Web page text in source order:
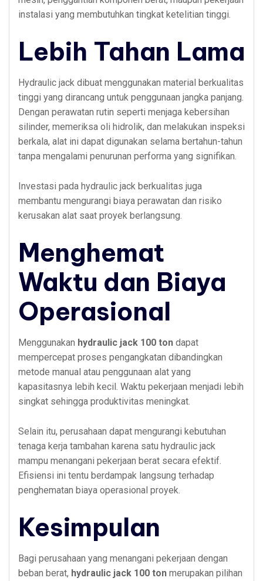
instalasi yang membutuhkan tingkat ketelitian tinggi.
Lebih Tahan Lama
Hydraulic jack dibuat menggunakan material berkualitas
tinggi yang dirancang untuk penggunaan jangka panjang.
Dengan perawatan rutin seperti menjaga kebersihan
silinder, memeriksa oli hidrolik, dan melakukan inspeksi
berkala, alat ini dapat digunakan selama bertahun-tahun
tanpa mengalami penurunan performa yang signifikan.
Investasi pada hydraulic jack berkualitas juga
membantu mengurangi biaya perawatan dan risiko
kerusakan alat saat proyek berlangsung.
Menghemat
Waktu dan Biaya
Operasional
Menggunakan hydraulic jack 100 ton dapat
mempercepat proses pengangkatan dibandingkan
metode manual atau penggunaan alat yang
kapasitasnya lebih kecil. Waktu pekerjaan menjadi lebih
singkat sehingga produktivitas meningkat.
Selain itu, perusahaan dapat mengurangi kebutuhan
tenaga kerja tambahan karena satu hydraulic jack
mampu menangani pekerjaan berat secara efektif.
Efisiensi ini tentu berdampak langsung terhadap
penghematan biaya operasional proyek.
Kesimpulan
Bagi perusahaan yang menangani pekerjaan dengan
beban berat, hydraulic jack 100 ton merupakan pilihan